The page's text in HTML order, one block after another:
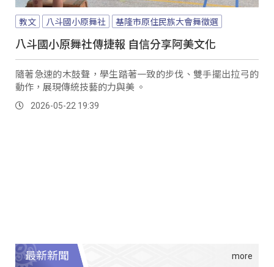
教文 八斗國小原舞社 基隆市原住民族大會舞徵選
八斗國小原舞社傳捷報 自信分享阿美文化
隨著急速的木鼓聲，學生踏著一致的步伐、雙手擺出拉弓的
動作，展現傳統技藝的力與美 。
2026-05-22 19:39
最新新聞